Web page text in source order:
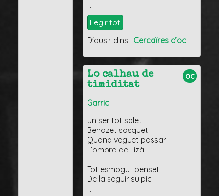
…
Legir tot
D'ausir dins : Cercaïres d’oc
oc
Lo calhau de
timiditat
Garric
Un ser tot solet
Benazet sosquet
Quand veguet passar
L’ombra de Lizà
Tot esmogut penset
De la seguir sulpic
…